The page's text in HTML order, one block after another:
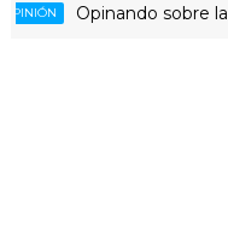
Opinando sobre la